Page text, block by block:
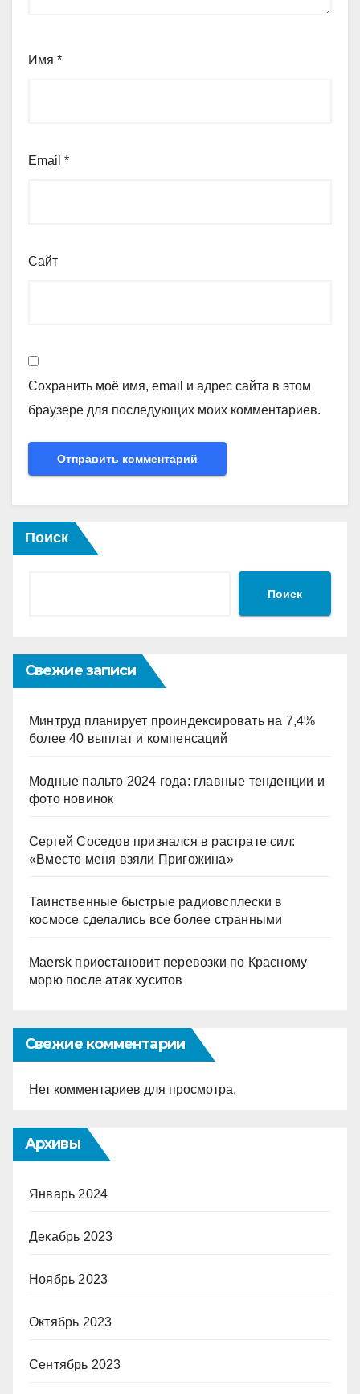
Имя *
Email *
Сайт
Сохранить моё имя, email и адрес сайта в этом
браузере для последующих моих комментариев.
Поиск
Поиск
Свежие записи
Минтруд планирует проиндексировать на 7,4%
более 40 выплат и компенсаций
Модные пальто 2024 года: главные тенденции и
фото новинок
Сергей Соседов признался в растрате сил:
«Вместо меня взяли Пригожина»
Таинственные быстрые радиовсплески в
космосе сделались все более странными
Maersk приостановит перевозки по Красному
морю после атак хуситов
Свежие комментарии
Нет комментариев для просмотра.
Архивы
Январь 2024
Декабрь 2023
Ноябрь 2023
Октябрь 2023
Сентябрь 2023